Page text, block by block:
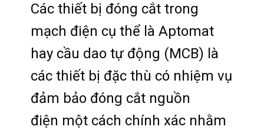
Các thiết bị đóng cắt trong
mạch điện cụ thể là Aptomat
hay cầu dao tự động (MCB) là
các thiết bị đặc thù có nhiệm vụ
đảm bảo đóng cắt nguồn
điện một cách chính xác nhằm